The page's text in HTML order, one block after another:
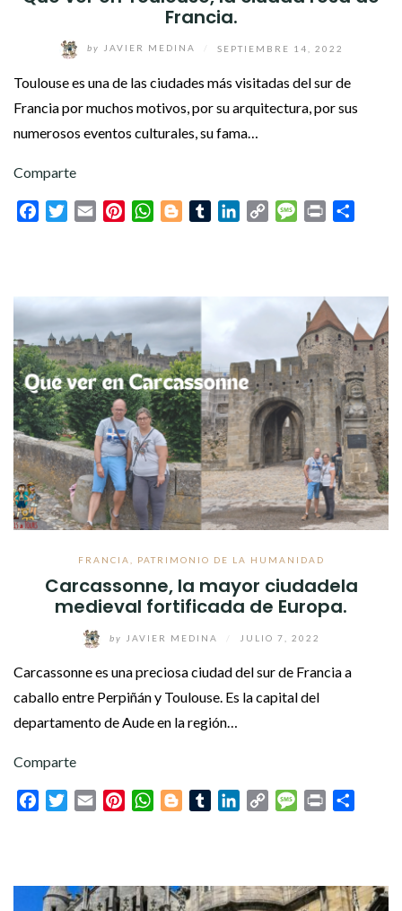
Francia.
by JAVIER MEDINA SEPTIEMBRE 14, 2022
Toulouse es una de las ciudades más visitadas del sur de
Francia por muchos motivos, por su arquitectura, por sus
numerosos eventos culturales, su fama…
Comparte
FacebookTwitterEmail PinterestWhatsAppBloggerTumblrLinkedIn
Copy
Message
Print
FRANCIA, PATRIMONIO DE LA HUMANIDAD
Carcassonne, la mayor ciudadela
medieval fortificada de Europa.
by JAVIER MEDINA JULIO 7, 2022
Carcassonne es una preciosa ciudad del sur de Francia a
caballo entre Perpiñán y Toulouse. Es la capital del
departamento de Aude en la región…
Comparte
FacebookTwitterEmail PinterestWhatsAppBloggerTumblrLinkedIn
Copy
Message
Print